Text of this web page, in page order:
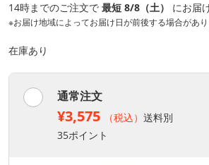
14時までのご注文で 最短 8/8（土） にお届
※お届け地域によってお届け日が前後する場合があり
在庫あり
通常注文
¥3,575 （税込） 送料別
35ポイント